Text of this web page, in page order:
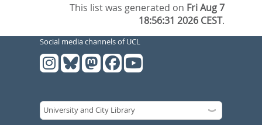
This list was generated on Fri Aug 7
18:56:31 2026 CEST.
Social media channels of UCL